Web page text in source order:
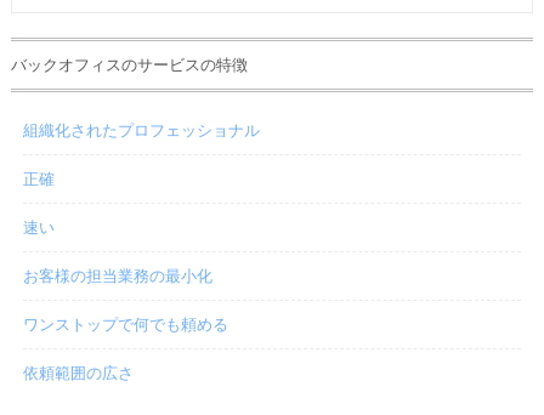
バックオフィスのサービスの特徴
組織化されたプロフェッショナル
正確
速い
お客様の担当業務の最小化
ワンストップで何でも頼める
依頼範囲の広さ